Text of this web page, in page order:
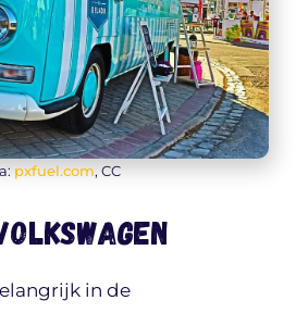
pxfuel.com, CC
in de